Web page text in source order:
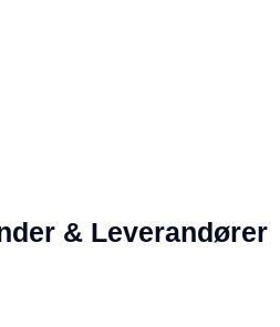
& Leverandører